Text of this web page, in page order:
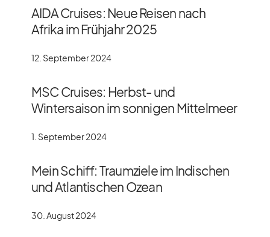
AIDA Cruises: Neue Reisen nach
Afrika im Frühjahr 2025
12. September 2024
MSC Cruises: Herbst- und
Wintersaison im sonnigen Mittelmeer
1. September 2024
Mein Schiff: Traumziele im Indischen
und Atlantischen Ozean
30. August 2024